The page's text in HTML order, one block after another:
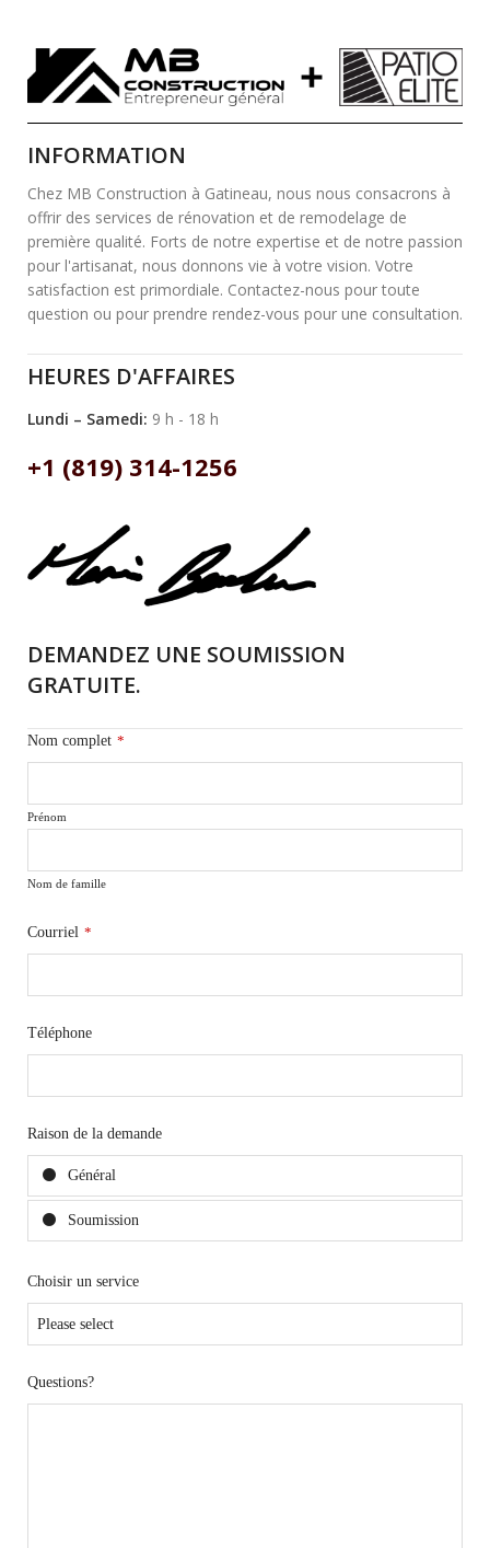
INFORMATION
Chez MB Construction à Gatineau, nous nous consacrons à
offrir des services de rénovation et de remodelage de
première qualité. Forts de notre expertise et de notre passion
pour l'artisanat, nous donnons vie à votre vision. Votre
satisfaction est primordiale. Contactez-nous pour toute
question ou pour prendre rendez-vous pour une consultation.
HEURES D'AFFAIRES
Lundi – Samedi: 9 h - 18 h
+1 (819) 314-1256
DEMANDEZ UNE SOUMISSION
GRATUITE.
Nom complet *
Prénom
Nom de famille
Courriel *
Téléphone
Raison de la demande
Général
Soumission
Choisir un service
Questions?